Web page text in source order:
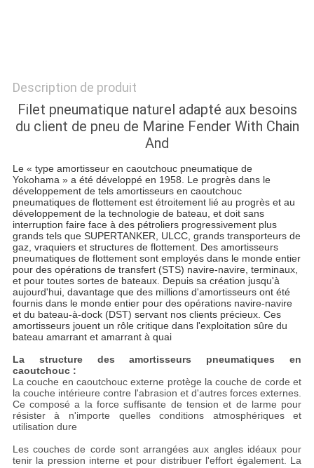
Description de produit
Filet pneumatique naturel adapté aux besoins
du client de pneu de Marine Fender With Chain
And
Le « type amortisseur en caoutchouc pneumatique de
Yokohama » a été développé en 1958. Le progrès dans le
développement de tels amortisseurs en caoutchouc
pneumatiques de flottement est étroitement lié au progrès et au
développement de la technologie de bateau, et doit sans
interruption faire face à des pétroliers progressivement plus
grands tels que SUPERTANKER, ULCC, grands transporteurs de
gaz, vraquiers et structures de flottement. Des amortisseurs
pneumatiques de flottement sont employés dans le monde entier
pour des opérations de transfert (STS) navire-navire, terminaux,
et pour toutes sortes de bateaux. Depuis sa création jusqu'à
aujourd'hui, davantage que des millions d'amortisseurs ont été
fournis dans le monde entier pour des opérations navire-navire
et du bateau-à-dock (DST) servant nos clients précieux. Ces
amortisseurs jouent un rôle critique dans l'exploitation sûre du
bateau amarrant et amarrant à quai
La structure des amortisseurs pneumatiques en
caoutchouc :
La couche en caoutchouc externe protège la couche de corde et
la couche intérieure contre l'abrasion et d'autres forces externes.
Ce composé a la force suffisante de tension et de larme pour
résister à n'importe quelles conditions atmosphériques et
utilisation dure
Les couches de corde sont arrangées aux angles idéaux pour
tenir la pression interne et pour distribuer l'effort également. La